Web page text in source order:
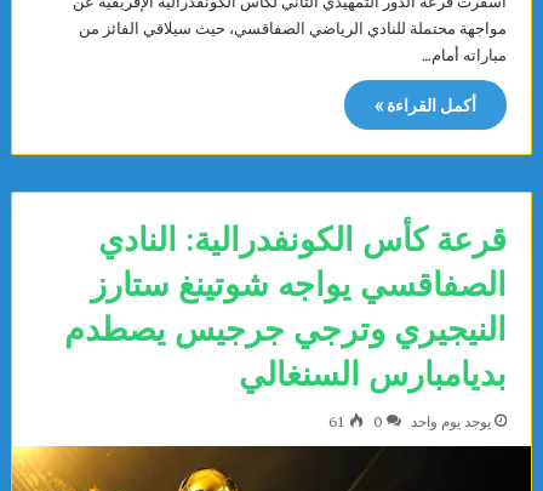
مواجهة محتملة للنادي الرياضي الصفاقسي، حيث سيلاقي الفائز من
مباراته أمام…
أكمل القراءة »
قرعة كأس الكونفدرالية: النادي
الصفاقسي يواجه شوتينغ ستارز
النيجيري وترجي جرجيس يصطدم
بديامبارس السنغالي
يوجد يوم واحد 0
61